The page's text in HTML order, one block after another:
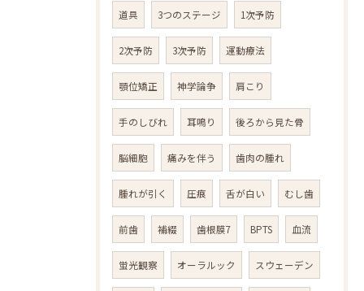
道具 3つのステージ 1次予防
2次予防 3次予防 運動療法
顎位矯正 神学論争 肩こり
手のしびれ 耳鳴り 後ろから見た骨
脳細胞 痛みを伴う 歯肉の腫れ
腫れが引く 圧痕 舌が白い むし歯
前歯 補綴 歯根膜7 BPTS 血流
蛍光観察 オーラルック スウェーデン